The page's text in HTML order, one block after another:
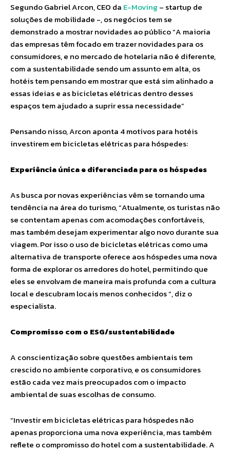
Segundo Gabriel Arcon, CEO da E-Moving – startup de
soluções de mobilidade -, os negócios tem se
demonstrado a mostrar novidades ao público “A maioria
das empresas têm focado em trazer novidades para os
consumidores, e no mercado de hotelaria não é diferente,
com a sustentabilidade sendo um assunto em alta, os
hotéis tem pensando em mostrar que está sim alinhado a
essas ideias e as bicicletas elétricas dentro desses
espaços tem ajudado a suprir essa necessidade”
Pensando nisso, Arcon aponta 4 motivos para hotéis
investirem em bicicletas elétricas para hóspedes:
Experiência única e diferenciada para os hóspedes
As busca por novas experiências vêm se tornando uma
tendência na área do turismo, “Atualmente, os turistas não
se contentam apenas com acomodações confortáveis,
mas também desejam experimentar algo novo durante sua
viagem. Por isso o uso de bicicletas elétricas como uma
alternativa de transporte oferece aos hóspedes uma nova
forma de explorar os arredores do hotel, permitindo que
eles se envolvam de maneira mais profunda com a cultura
local e descubram locais menos conhecidos “, diz o
especialista.
Compromisso com o ESG/sustentabilidade
A conscientização sobre questões ambientais tem
crescido no ambiente corporativo, e os consumidores
estão cada vez mais preocupados com o impacto
ambiental de suas escolhas de consumo.
“Investir em bicicletas elétricas para hóspedes não
apenas proporciona uma nova experiência, mas também
reflete o compromisso do hotel com a sustentabilidade. A